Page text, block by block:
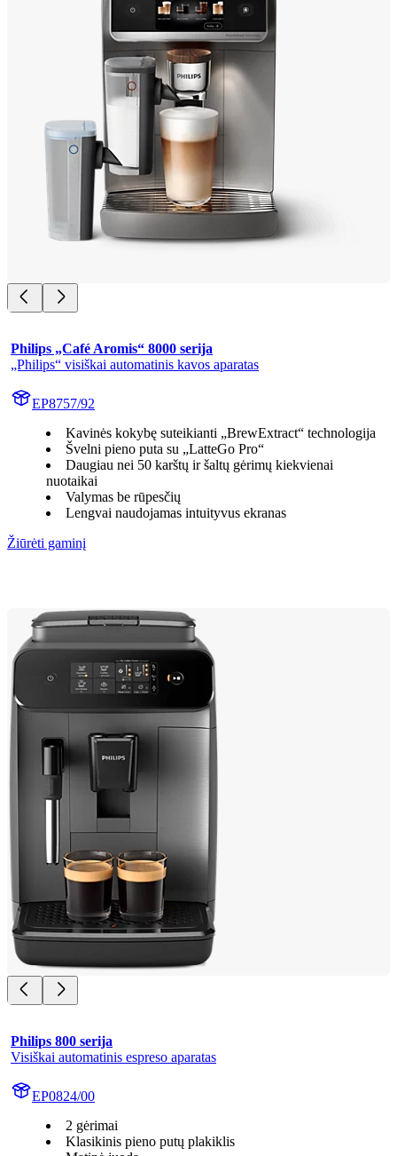
Philips „Café Aromis“ 8000 serija
„Philips“ visiškai automatinis kavos aparatas
EP8757/92
Kavinės kokybę suteikianti „BrewExtract“ technologija
Švelni pieno puta su „LatteGo Pro“
Daugiau nei 50 karštų ir šaltų gėrimų kiekvienai
nuotaikai
Valymas be rūpesčių
Lengvai naudojamas intuityvus ekranas
Žiūrėti gaminį
Philips 800 serija
Visiškai automatinis espreso aparatas
EP0824/00
2 gėrimai
Klasikinis pieno putų plakiklis